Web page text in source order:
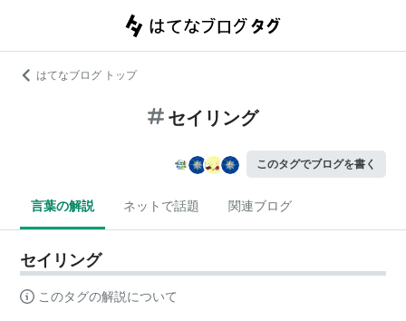
はてなブログ トップ
セイリング
このタグでブログを書く
言葉の解説 ネットで話題 関連ブログ
セイリング
このタグの解説について